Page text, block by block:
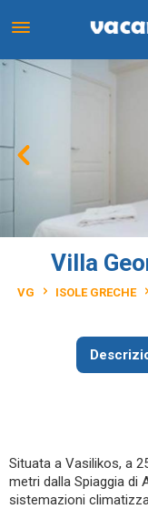
Villa
VG ISOLE GRECHE
Situata a Vasilikos, a
metri dalla Spiaggia di
sistemazioni